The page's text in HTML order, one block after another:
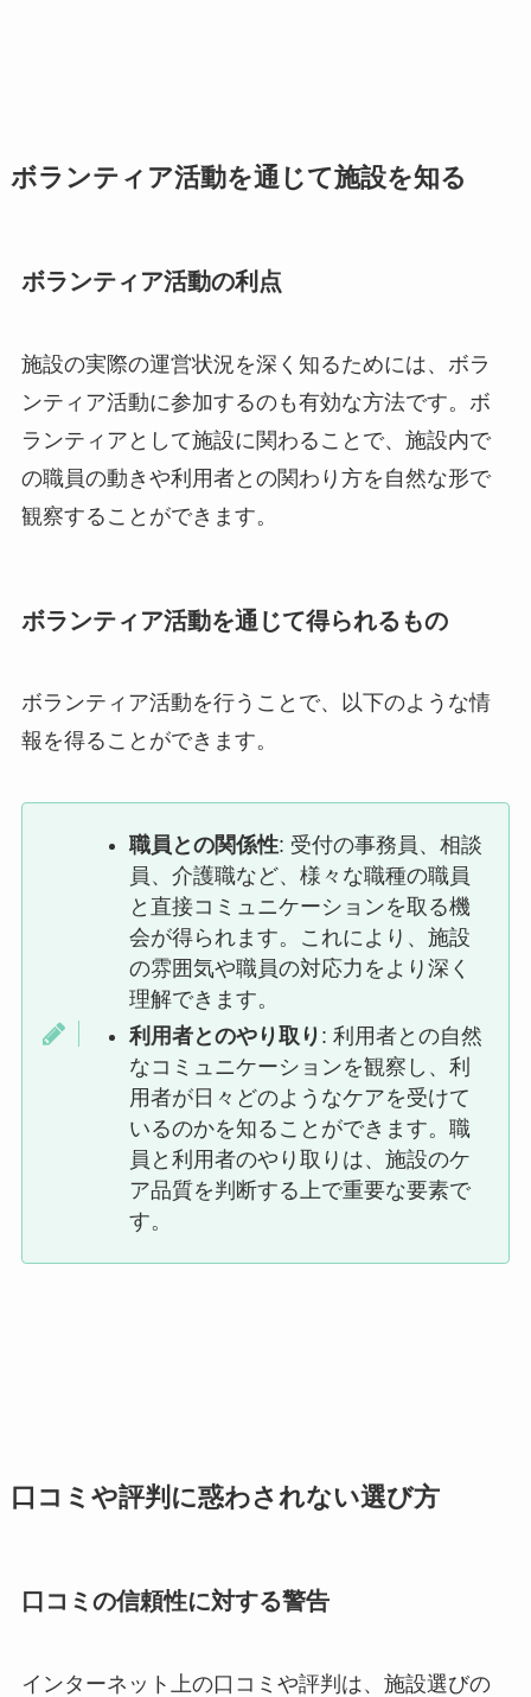
ボランティア活動を通じて施設を知る
ボランティア活動の利点
施設の実際の運営状況を深く知るためには、ボラ
ンティア活動に参加するのも有効な方法です。ボ
ランティアとして施設に関わることで、施設内で
の職員の動きや利用者との関わり方を自然な形で
観察することができます。
ボランティア活動を通じて得られるもの
ボランティア活動を行うことで、以下のような情
報を得ることができます。
職員との関係性: 受付の事務員、相談
員、介護職など、様々な職種の職員
と直接コミュニケーションを取る機
会が得られます。これにより、施設
の雰囲気や職員の対応力をより深く
理解できます。
利用者とのやり取り : 利用者との自然
なコミュニケーションを観察し、利
用者が日々どのようなケアを受けて
いるのかを知ることができます。職
員と利用者のやり取りは、施設のケ
ア品質を判断する上で重要な要素で
す。
口コミや評判に惑わされない選び方
口コミの信頼性に対する警告
インターネット上の口コミや評判は、施設選びの